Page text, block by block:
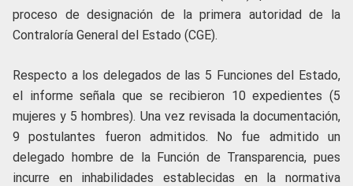
proceso de designación de la primera autoridad de la
Contraloría General del Estado (CGE).
Respecto a los delegados de las 5 Funciones del Estado,
el informe señala que se recibieron 10 expedientes (5
mujeres y 5 hombres). Una vez revisada la documentación,
9 postulantes fueron admitidos. No fue admitido un
delegado hombre de la Función de Transparencia, pues
incurre en inhabilidades establecidas en la normativa